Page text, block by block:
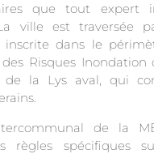
que tout expert
ville est traversée
inscrite dans le
Risques Inondation
de la Lys aval, qui
de la
règles spécifiques